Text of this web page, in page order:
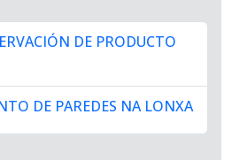
DE PRODUCTO
DE PAREDES NA LONXA